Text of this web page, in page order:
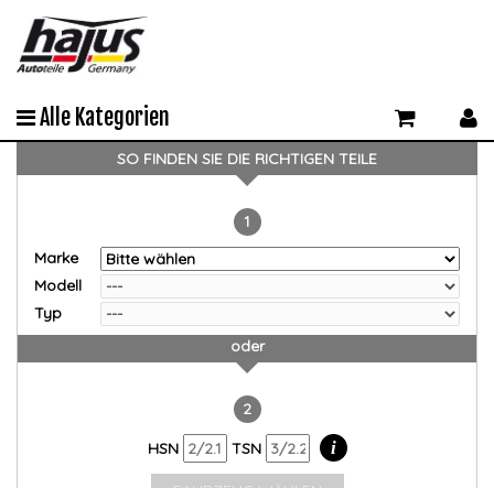
Alle Kategorien
SO FINDEN SIE DIE RICHTIGEN TEILE
1
Marke
Modell
Typ
oder
2
HSN
TSN i